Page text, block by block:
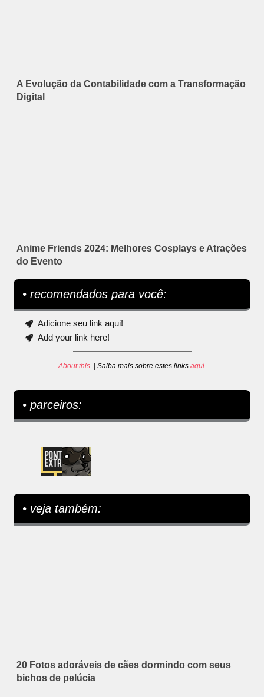
A Evolução da Contabilidade com a Transformação
Digital
Anime Friends 2024: Melhores Cosplays e Atrações
do Evento
• recomendados para você:
Adicione seu link aqui!
Add your link here!
About this. | Saiba mais sobre estes links aqui.
• parceiros:
• veja também:
20 Fotos adoráveis de cães dormindo com seus
bichos de pelúcia